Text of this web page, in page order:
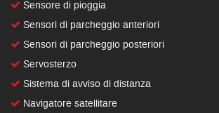
Sensore di pioggia
Sensori di parcheggio anteriori
Sensori di parcheggio posteriori
Servosterzo
Sistema di avviso di distanza
Navigatore satellitare